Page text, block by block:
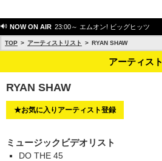
NOW ON AIR 23:00～ エムオン! ビッグヒッツ
TOP アーティストリスト RYAN SHAW
アーティスト
RYAN SHAW
★お気に入りアーティスト登録
ミュージックビデオリスト
DO THE 45